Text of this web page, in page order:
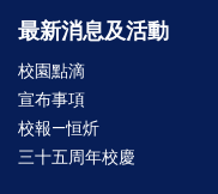
最新消息及活動
校園點滴
宣布事項
校報—恒炘
三十五周年校慶